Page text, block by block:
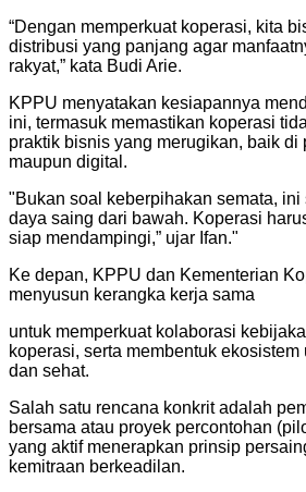
“Dengan memperkuat koperasi, kita
distribusi yang panjang agar
rakyat,” kata Budi Arie.
KPPU menyatakan kesiapannya
ini, termasuk memastikan koperasi
praktik bisnis yang merugikan, baik di
maupun digital.
"Bukan soal keberpihakan semata,
daya saing dari bawah. Koperasi
siap mendampingi,” ujar Ifan."
Ke depan, KPPU dan Kementerian
menyusun kerangka kerja sama
untuk memperkuat kolaborasi
koperasi, serta membentuk
dan sehat.
Salah satu rencana konkrit adalah
bersama atau proyek percontohan
yang aktif menerapkan prinsip
kemitraan berkeadilan.